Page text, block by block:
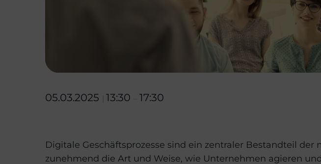
05.03.2025 13:30 17:30
Digitale Geschäftsprozesse sind ein zentraler Bestandteil
zunehmend die Art und Weise, wie Unternehmen agieren